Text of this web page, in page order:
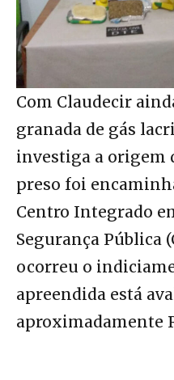
Com Claudecir
granada de gás
investiga a origem
preso foi
Centro Integrado
Segurança Pública
ocorreu o
apreendida está
aproximadamente